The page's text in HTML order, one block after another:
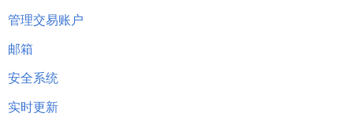
管理交易账户
邮箱
安全系统
实时更新